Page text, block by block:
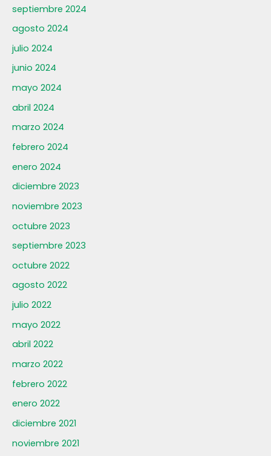
septiembre 2024
agosto 2024
julio 2024
junio 2024
mayo 2024
abril 2024
marzo 2024
febrero 2024
enero 2024
diciembre 2023
noviembre 2023
octubre 2023
septiembre 2023
octubre 2022
agosto 2022
julio 2022
mayo 2022
abril 2022
marzo 2022
febrero 2022
enero 2022
diciembre 2021
noviembre 2021